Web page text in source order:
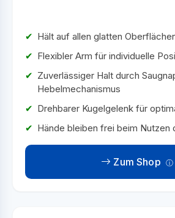
Hält auf allen glatten
Flexibler Arm für individuelle
Zuverlässiger Halt durch
Hebelmechanismus
Drehbarer Kugelgelenk für
Hände bleiben frei beim Nutzen
Zum Shop